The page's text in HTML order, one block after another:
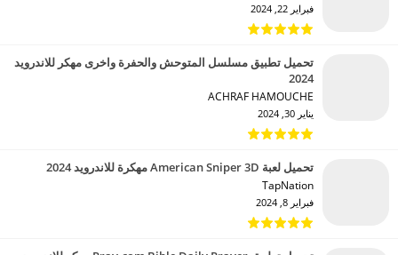
فبراير 22, 2024
تحميل تطبيق مسلسل المتوحش والحفرة واخرى مهكر للاندرويد
2024
ACHRAF HAMOUCHE‏
يناير 30, 2024
تحميل لعبة American Sniper 3D مهكرة للاندرويد 2024
TapNation‏
فبراير 8, 2024